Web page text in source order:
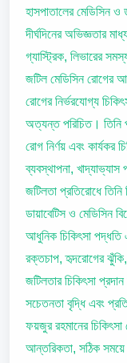
হাসপাতালের মেডিসিন ও
দীর্ঘদিনের অভিজ্ঞতার
গ্যাস্ট্রিক, লিভারের
জটিল মেডিসিন রোগের
রোগের নির্ভরযোগ্য
অত্যন্ত পরিচিত। তিনি
রোগ নির্ণয় এবং কার্যকর
ব্যবস্থাপনা, খাদ্যাভ্যাস
জটিলতা প্রতিরোধে
ডায়াবেটিস ও মেডিসিন
আধুনিক চিকিৎসা পদ্ধতি
রক্তচাপ, হৃদরোগের ঝুঁকি,
জটিলতার চিকিৎসা
সচেতনতা বৃদ্ধি এবং
ফয়জুর রহমানের
আন্তরিকতা, সঠিক সময়ে